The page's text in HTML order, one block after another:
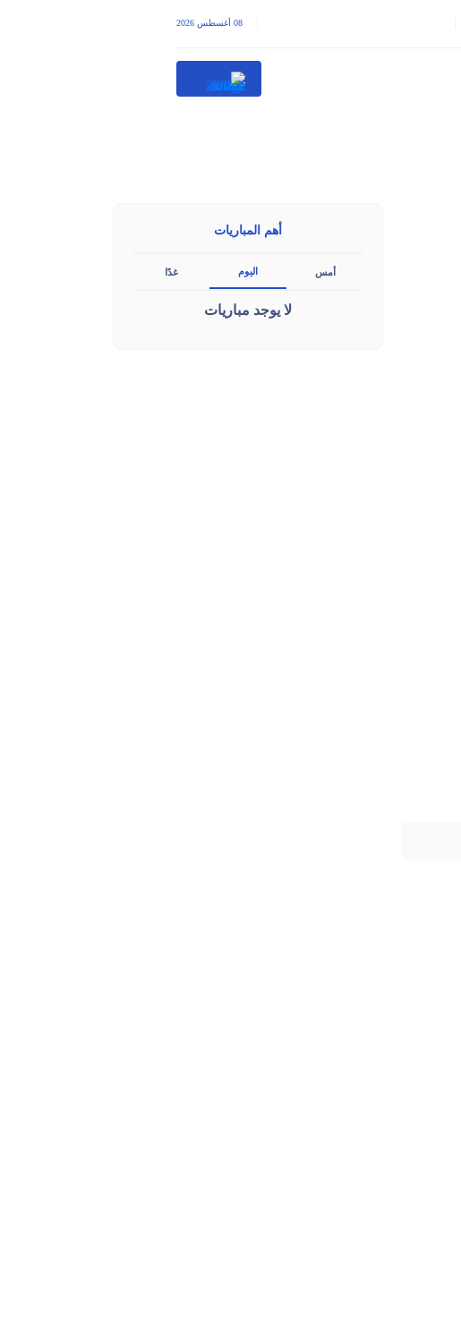
08 أغسطس 2026
أهم المباريات
أمس اليوم غدًا
لا يوجد مباريات